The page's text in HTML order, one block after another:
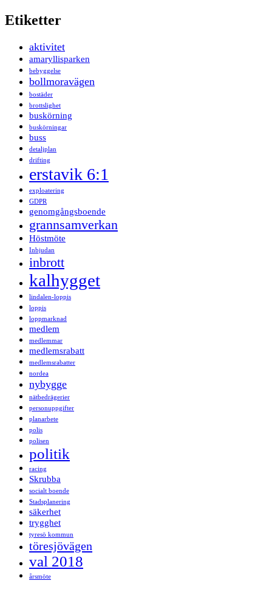
Etiketter
aktivitet
amaryllisparken
bebyggelse
bollmoravägen
bostäder
brottslighet
buskörning
buskörningar
buss
detaljplan
drifting
erstavik 6:1
exploatering
GDPR
genomgångsboende
grannsamverkan
Höstmöte
Inbjudan
inbrott
kalhygget
lindalen-loppis
loppis
loppmarknad
medlem
medlemmar
medlemsrabatt
medlemsrabatter
nordea
nybygge
nätbedrägerier
personuppgifter
planarbete
polis
polisen
politik
racing
Skrubba
socialt boende
Stadsplanering
säkerhet
trygghet
tyresö kommun
töresjövägen
val 2018
årsmöte